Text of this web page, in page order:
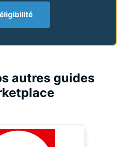
autres guides